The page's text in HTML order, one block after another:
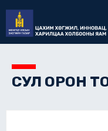
content
СУЛ ОРОН